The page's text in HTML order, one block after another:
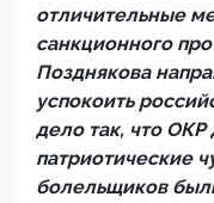
отличительные
санкционного
Позднякова
успокоить
дело так, что ОКР
патриотические
болельщиков